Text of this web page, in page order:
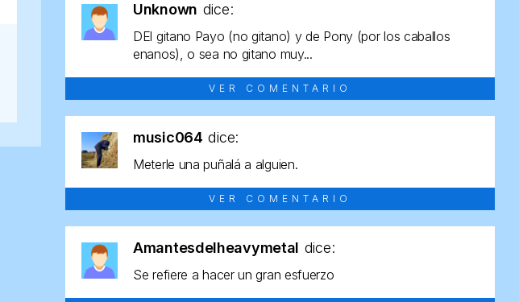
Unknown dice:
DEl gitano Payo (no gitano) y de Pony (por los caballos
enanos), o sea no gitano muy...
VER COMENTARIO
music064 dice:
Meterle una puñalá a alguien.
VER COMENTARIO
Amantesdelheavymetal dice:
Se refiere a hacer un gran esfuerzo